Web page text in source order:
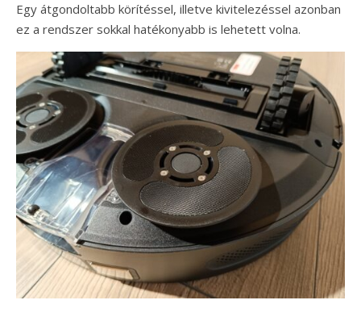
Egy átgondoltabb körítéssel, illetve kivitelezéssel azonban
ez a rendszer sokkal hatékonyabb is lehetett volna.